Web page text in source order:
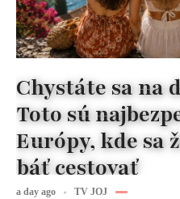
Chystáte sa na
Toto sú
Európy, kde sa
báť cestovať
a day ago TV JOJ